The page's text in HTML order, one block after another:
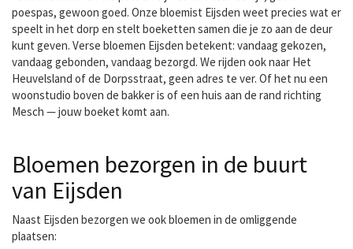
poespas, gewoon goed. Onze bloemist Eijsden weet precies wat er
speelt in het dorp en stelt boeketten samen die je zo aan de deur
kunt geven. Verse bloemen Eijsden betekent: vandaag gekozen,
vandaag gebonden, vandaag bezorgd. We rijden ook naar Het
Heuvelsland of de Dorpsstraat, geen adres te ver. Of het nu een
woonstudio boven de bakker is of een huis aan de rand richting
Mesch — jouw boeket komt aan.
Bloemen bezorgen in de buurt
van Eijsden
Naast Eijsden bezorgen we ook bloemen in de omliggende
plaatsen: